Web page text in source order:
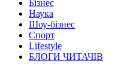
Бізнес
Наука
Шоу-бізнес
Спорт
Lifestyle
БЛОГИ ЧИТАЧІВ